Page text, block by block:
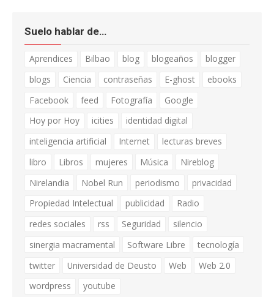
Suelo hablar de…
Aprendices Bilbao blog blogeaños
blogger
blogs
Ciencia contraseñas E-ghost
ebooks
Facebook
feed Fotografía
Google
Hoy por Hoy
icities
identidad digital
inteligencia artificial
Internet
lecturas breves
libro
Libros mujeres Música
Nireblog
Nirelandia
Nobel Run periodismo
privacidad
Propiedad Intelectual
publicidad
Radio
redes sociales
rss Seguridad
silencio
sinergia macramental
Software Libre
tecnología
twitter
Universidad de Deusto Web
Web 2.0
wordpress
youtube